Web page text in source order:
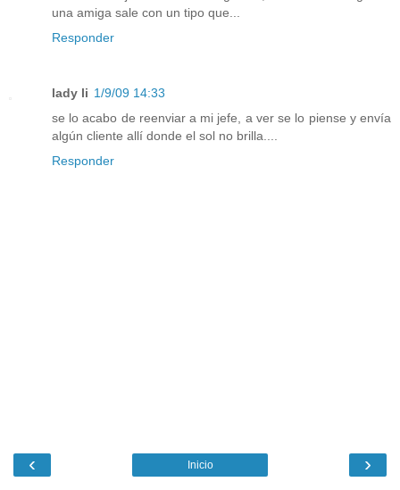
una amiga sale con un tipo que...
Responder
lady li 1/9/09 14:33
se lo acabo de reenviar a mi jefe, a ver se lo piense y envía
algún cliente allí donde el sol no brilla....
Responder
‹ ›
Inicio